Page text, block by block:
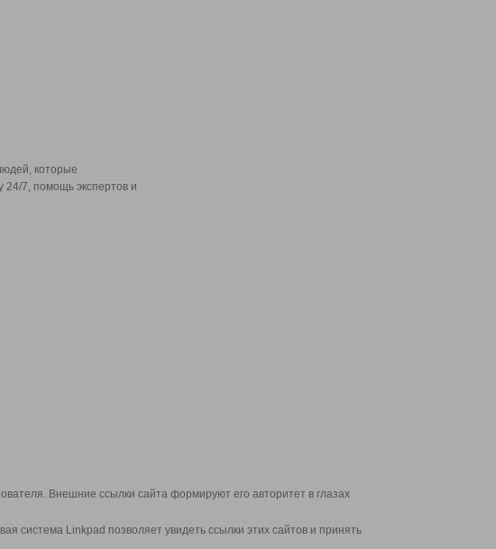
которые
7, помощь экспертов и
Внешние ссылки сайта формируют его авторитет в глазах
система Linkpad позволяет увидеть ссылки этих сайтов и принять